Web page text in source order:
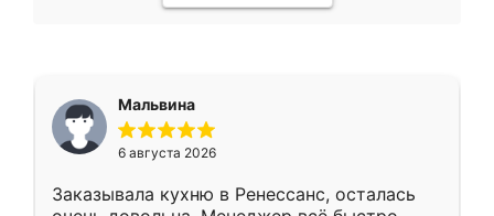
Мальвина
6 августа 2026
Заказывала кухню в Ренессанс, осталась